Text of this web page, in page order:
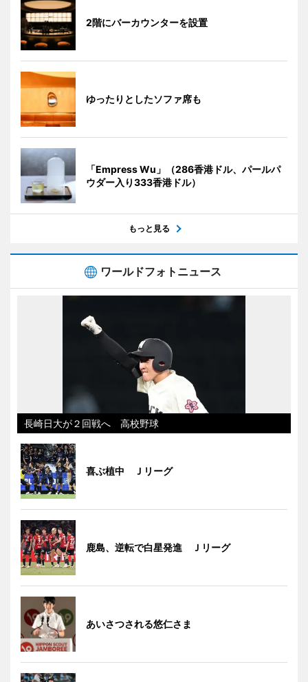
2階にバーカウンターを設置
ゆったりとしたソファ席も
「Empress Wu」（286香港ドル、パールパ
ウダー入り333香港ドル）
もっと見る
ワールドフォトニュース
長崎日大が２回戦へ 高校野球
喜ぶ植中 Ｊリーグ
鹿島、逆転で白星発進 Ｊリーグ
あいさつされる悠仁さま